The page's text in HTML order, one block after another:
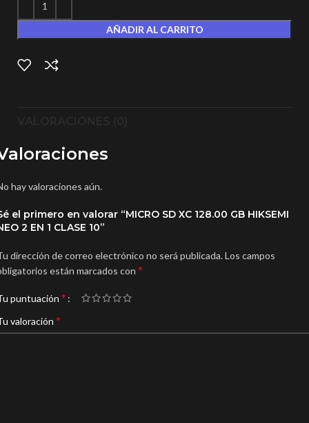
AÑADIR AL CARRITO
hay valoraciones aún.
el primero en valorar “MICRO SD XC 128.00 GB HIKSEMI
2 EN 1 CLASE 10”
dirección de correo electrónico no será publicada.Los campos
están marcados con *
puntuación *
valoración *